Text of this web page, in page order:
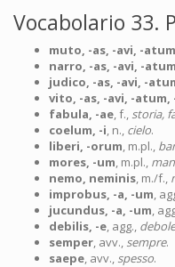
Vocabolario 33.
muto, -as, -avi, -
narro, -as, -avi, -
judico, -as, -avi, -
vito, -as, -avi, -atum,
fabula, -ae, f., storia,
coelum, -i, n., cielo.
liberi, -orum, m.pl.,
mores, -um, m.pl.,
nemo, neminis, m./f.,
improbus, -a, -um,
jucundus, -a, -um,
debilis, -e, agg.,
semper, avv., sempre.
saepe, avv., spesso.